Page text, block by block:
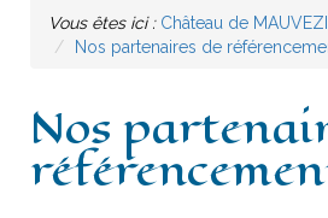
Histoire
Escòla G. Febus
Vous êtes ici : Château de
Nos partenaires de
Nos